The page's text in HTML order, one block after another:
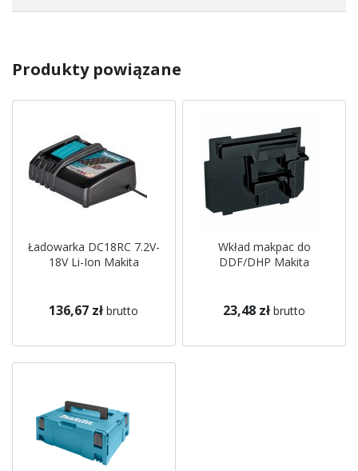
Produkty powiązane
Ładowarka DC18RC 7.2V-
18V Li-Ion Makita
136,67 zł brutto
Wkład makpac do
DDF/DHP Makita
23,48 zł brutto